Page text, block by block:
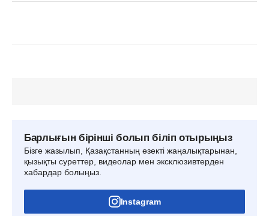
Барлығын бірінші болып біліп отырыңыз
Бізге жазылып, Қазақстанның өзекті жаңалықтарынан,
қызықты суреттер, видеолар мен эксклюзивтерден
хабардар болыңыз.
Instagram